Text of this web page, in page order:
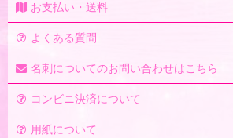
お支払い・送料
よくある質問
名刺についてのお問い合わせはこちら
コンビニ決済について
用紙について